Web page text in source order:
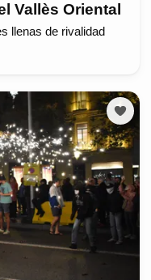
Vallès Oriental
llenas de rivalidad